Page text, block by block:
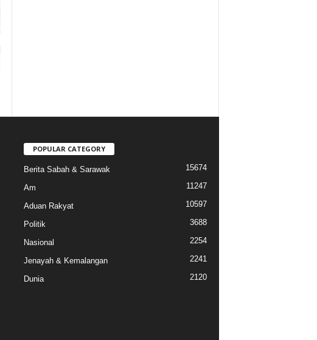
POPULAR CATEGORY
Berita Sabah & Sarawak 15674
Am 11247
Aduan Rakyat 10597
Politik 3688
Nasional 2254
Jenayah & Kemalangan 2241
Dunia 2120